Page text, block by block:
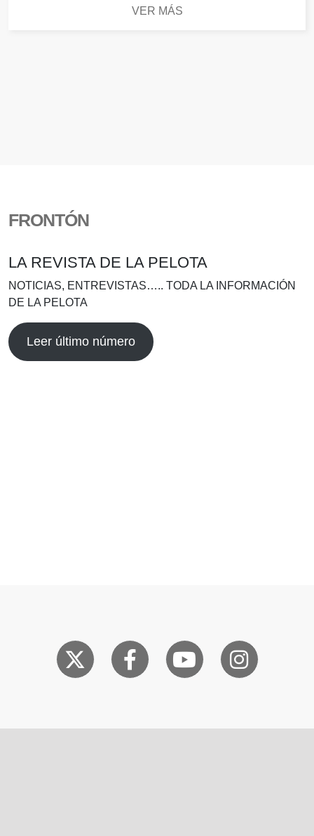
VER MÁS
FRONTÓN
LA REVISTA DE LA PELOTA
NOTICIAS, ENTREVISTAS….. TODA LA INFORMACIÓN
DE LA PELOTA
Leer último número